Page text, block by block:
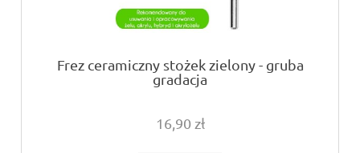
Frez ceramiczny stożek zielony - gruba
gradacja
16,90 zł